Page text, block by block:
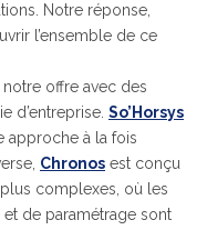
Notre réponse,
l’ensemble de ce
offre avec des
d’entreprise. So’Horsys
approche à la fois
Chronos est conçu
complexes, où les
de paramétrage sont